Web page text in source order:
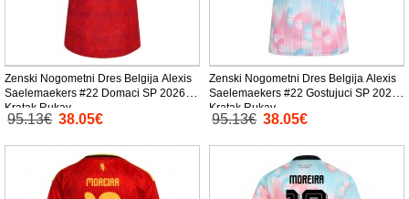
Zenski Nogometni Dres Belgija Alexis
Saelemaekers #22 Domaci SP 2026
Kratak Rukav
95.13€ 38.05€
Zenski Nogometni Dres Belgija Alexis
Saelemaekers #22 Gostujuci SP 2026
Kratak Rukav
95.13€ 38.05€